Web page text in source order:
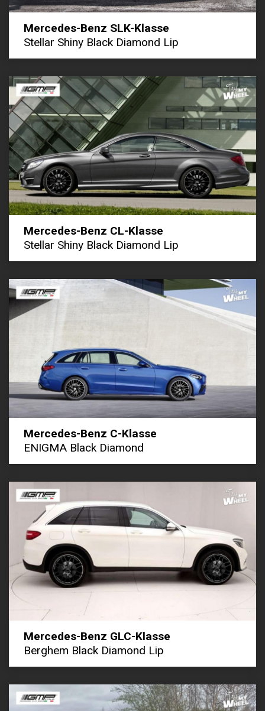
Mercedes-Benz SLK-Klasse
Stellar Shiny Black Diamond Lip
Mercedes-Benz CL-Klasse
Stellar Shiny Black Diamond Lip
Mercedes-Benz C-Klasse
ENIGMA Black Diamond
Mercedes-Benz GLC-Klasse
Berghem Black Diamond Lip